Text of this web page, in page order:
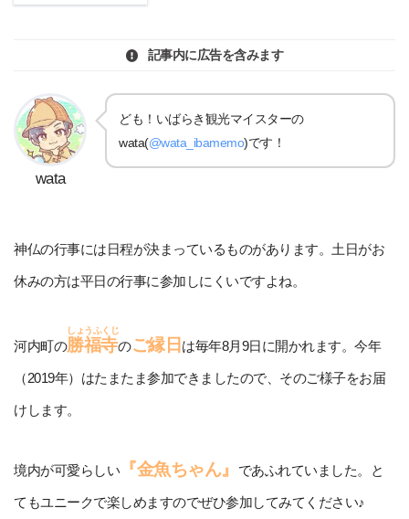
記事内に広告を含みます
wata
ども！いばらき観光マイスターの
wata(@wata_ibamemo)です！
神仏の行事には日程が決まっているものがあります。土日がお
休みの方は平日の行事に参加しにくいですよね。
河内町の勝福寺
しょうふくじ
のご縁日 は毎年8月9日に開かれます。今年
（2019年）はたまたま参加できましたので、そのご様子をお届
けします。
境内が可愛らしい 『金魚ちゃん』 であふれていました。と
てもユニークで楽しめますのでぜひ参加してみてください♪